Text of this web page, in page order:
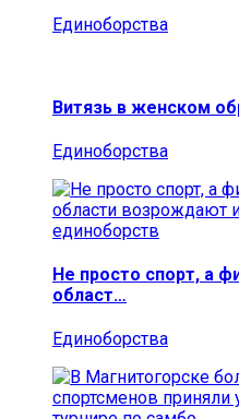
Единоборства
Витязь в женском
Единоборства
Не просто спорт, а
област…
Единоборства